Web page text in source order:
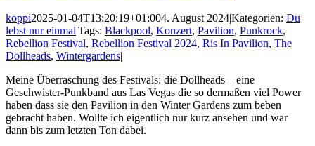
koppi2025-01-04T13:20:19+01:004. August 2024|Kategorien: Du
lebst nur einmal|Tags: Blackpool, Konzert, Pavilion, Punkrock,
Rebellion Festival, Rebellion Festival 2024, Ris In Pavilion, The
Dollheads, Wintergardens|
Meine Überraschung des Festivals: die Dollheads – eine
Geschwister-Punkband aus Las Vegas die so dermaßen viel Power
haben dass sie den Pavilion in den Winter Gardens zum beben
gebracht haben. Wollte ich eigentlich nur kurz ansehen und war
dann bis zum letzten Ton dabei.